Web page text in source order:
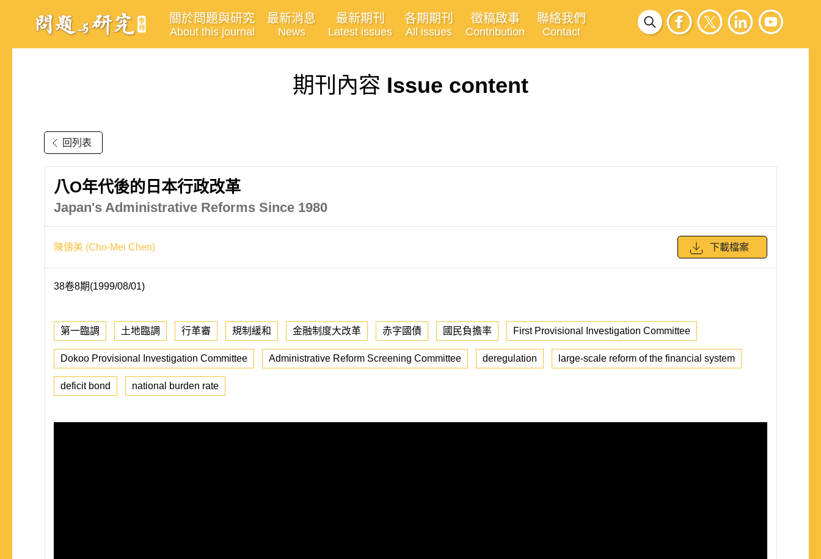
關於問題與研究
About this journal
最新消息
News
最新期刊
Latest issues
各期期刊
All issues
徵稿啟事
Contribution
聯絡我們
Contact
期刊內容 Issue content
回列表
八O年代後的日本行政改革
Japan's Administrative Reforms Since 1980
陳儔美 (Cho-Mei Chen) 下載檔案
38卷8期(1999/08/01)
第一臨調 土地臨調 行革審 規制緩和 金融制度大改革 赤字國債 國民負擔率 First Provisional Investigation Committee
Dokoo Provisional Investigation Committee Administrative Reform Screening Committee deregulation large-scale reform of the financial system
deficit bond national burden rate